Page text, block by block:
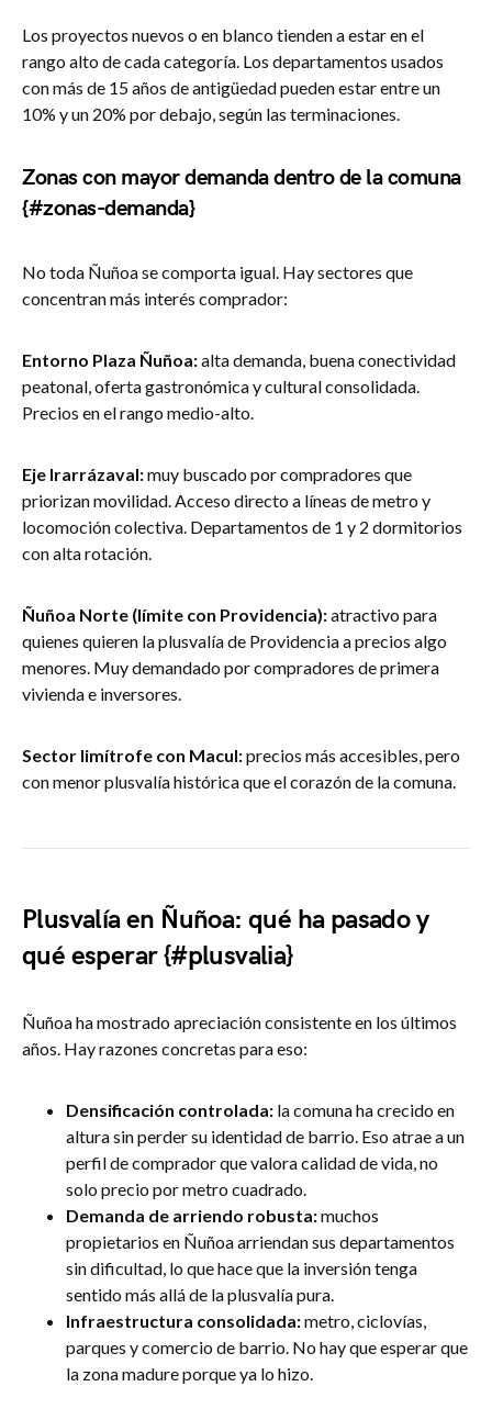
Los proyectos nuevos o en blanco tienden a estar en el
rango alto de cada categoría. Los departamentos usados
con más de 15 años de antigüedad pueden estar entre un
10% y un 20% por debajo, según las terminaciones.
Zonas con mayor demanda dentro de la comuna
{#zonas-demanda}
No toda Ñuñoa se comporta igual. Hay sectores que
concentran más interés comprador:
Entorno Plaza Ñuñoa:alta demanda, buena conectividad
peatonal, oferta gastronómica y cultural consolidada.
Precios en el rango medio-alto.
Eje Irarrázaval:muy buscado por compradores que
priorizan movilidad. Acceso directo a líneas de metro y
locomoción colectiva. Departamentos de 1 y 2 dormitorios
con alta rotación.
Ñuñoa Norte (límite con Providencia):atractivo para
quienes quieren la plusvalía de Providencia a precios algo
menores. Muy demandado por compradores de primera
vivienda e inversores.
Sector limítrofe con Macul:precios más accesibles, pero
con menor plusvalía histórica que el corazón de la comuna.
Plusvalía en Ñuñoa: qué ha pasado y
qué esperar {#plusvalia}
Ñuñoa ha mostrado apreciación consistente en los últimos
años. Hay razones concretas para eso:
Densificación controlada: la comuna ha crecido en
altura sin perder su identidad de barrio. Eso atrae a un
perfil de comprador que valora calidad de vida, no
solo precio por metro cuadrado.
Demanda de arriendo robusta:muchos
propietarios en Ñuñoa arriendan sus departamentos
sin dificultad, lo que hace que la inversión tenga
sentido más allá de la plusvalía pura.
Infraestructura consolidada:metro, ciclovías,
parques y comercio de barrio. No hay que esperar que
la zona madure porque ya lo hizo.